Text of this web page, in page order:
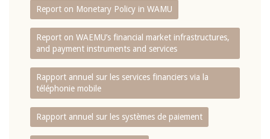
Report on Monetary Policy in WAMU
Report on WAEMU’s financial market infrastructures,
and payment instruments and services
Rapport annuel sur les services financiers via la
téléphonie mobile
Rapport annuel sur les systèmes de paiement